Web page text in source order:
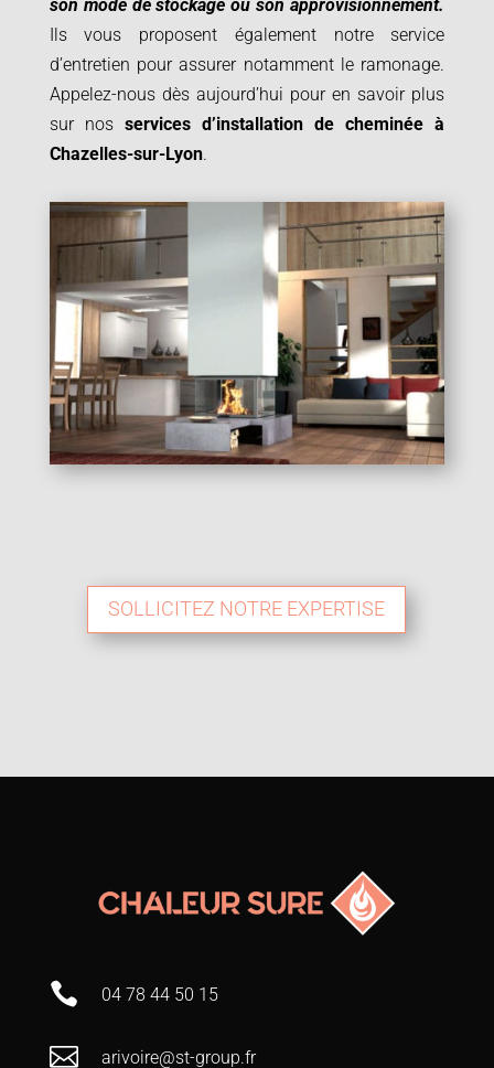
son mode de stockage ou son approvisionnement.
Ils vous proposent également notre service
d’entretien pour assurer notamment le ramonage.
Appelez-nous dès aujourd’hui pour en savoir plus
sur nos services d’installation de cheminée à
Chazelles-sur-Lyon.
SOLLICITEZ NOTRE EXPERTISE
 04 78 44 50 15
 arivoire@st-group.fr